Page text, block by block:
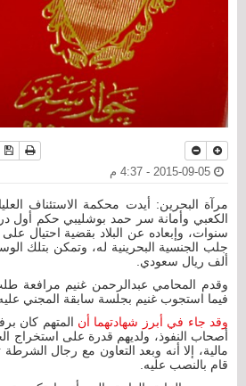
نسخة
مرآة البحرين: أيدت محكمة الاستئناف
سنوات، وإبعاده عن البلاد بقضية احتيال على
ألف ريال سعودي.
وقدم المحامي عبدالرحمن غنيم مرافعة
فيما استجوب غنيم بجلسة سابقة المجني
وقد جاء في أبرز شهادتهما أن المتهم كان
أصحاب النفوذ، ولديهم قدرة على استخراج
مالية، إلا أنه وبعد التعاون مع رجال
قام بالنصب عليه.